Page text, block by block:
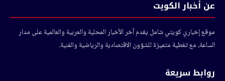
عن أخبار الكويت
موقع إخباري كويتي شامل يقدم آخر الأخبار المحلية والعربية والعالمية على مدار
الساعة، مع تغطية متميزة للشؤون الاقتصادية والرياضية والفنية.
روابط سريعة